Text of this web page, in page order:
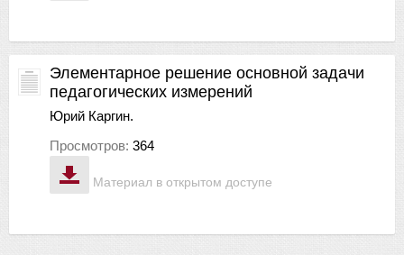
Материал в открытом доступе
Элементарное решение основной задачи
педагогических измерений
Юрий Каргин.
Просмотров: 364